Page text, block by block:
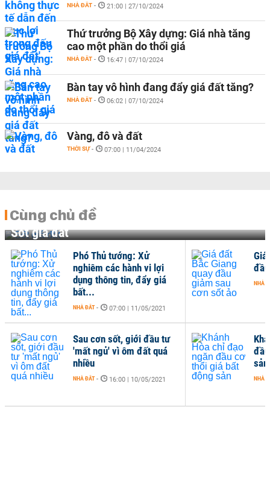
NHÀ ĐẤT - 21:00 | 27/10/2024
Thứ trưởng Bộ Xây dựng: Giá nhà tăng
cao một phần do thổi giá
NHÀ ĐẤT - 16:47 | 07/10/2024
Bàn tay vô hình đang đẩy giá đất tăng?
NHÀ ĐẤT - 06:02 | 07/10/2024
Vàng, đô và đất
THỜI SỰ - 07:00 | 11/04/2024
Cùng chủ đề
Sốt giá đất
sản
NHÀ
Phó Thủ tướng: Xử
nghiêm các hành vi lợi
dụng thông tin, đẩy giá
bất...
NHÀ ĐẤT - 07:00 | 11/05/2021
Sau cơn sốt, giới đầu tư
'mất ngủ' vì ôm đất quá
nhiều
NHÀ ĐẤT - 16:00 | 10/05/2021
Giá
NHÀ